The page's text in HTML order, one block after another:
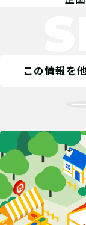
この情報を